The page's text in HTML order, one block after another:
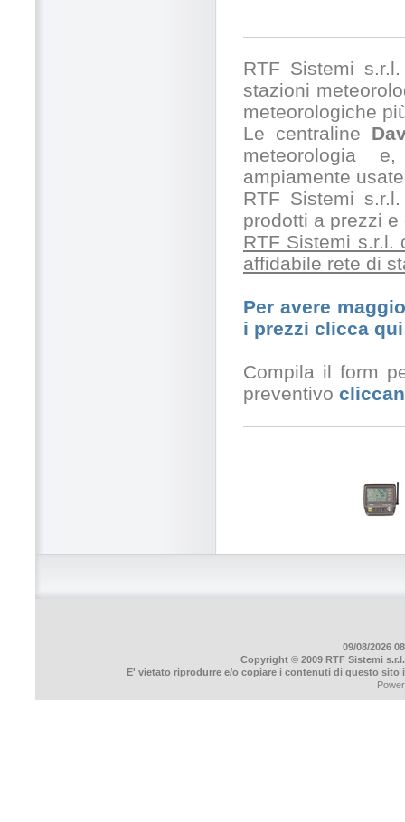
RTF Sistemi
stazioni
meteorologiche
Le centraline
meteorologia
ampiamente
RTF Sistemi
prodotti a prezzi
RTF Sistemi s.r.l.
affidabile rete di
Per avere
i prezzi clicca qui
Compila il form
preventivo
09/08/2026
Copyright © 2009 RTF Sistemi
E' vietato riprodurre e/o copiare i contenuti di questo